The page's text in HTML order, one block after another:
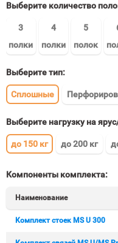
Выберите количество
3
полки
4
полки
5
полок
Выберите тип:
Сплошные
Выберите нагрузку на
до 150 кг до 200 кг
Компоненты комплекта:
Наименование
Комплект стоек MS U 300